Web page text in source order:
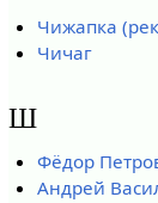
Чижапка
Чичаг
Ш
Фёдор
Андрей